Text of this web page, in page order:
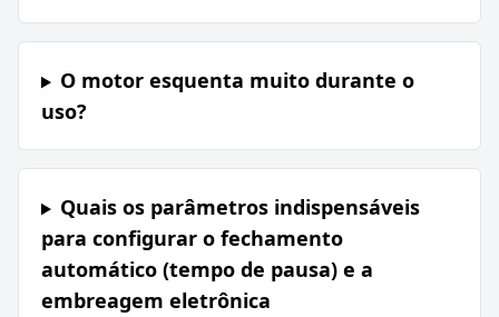
O motor esquenta muito durante o
uso?
Quais os parâmetros indispensáveis
para configurar o fechamento
automático (tempo de pausa) e a
embreagem eletrônica